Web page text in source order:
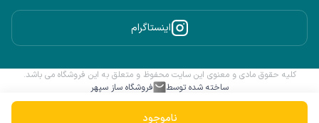
ناموجود
اینستاگرام
کلیه حقوق مادی و معنوی این سایت محفوظ و متعلق به این فروشگاه می باشد.
ساخته شده توسط
فروشگاه ساز سپهر